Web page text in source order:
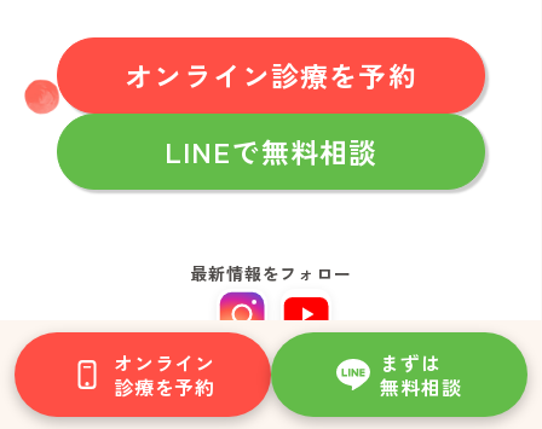
オンライン
診療を予約
まずは
無料相談
オンライン診療を予約
LINEで無料相談
最新情報をフォロー
InstagramYouTube
ホーム
診療の流れ・料金